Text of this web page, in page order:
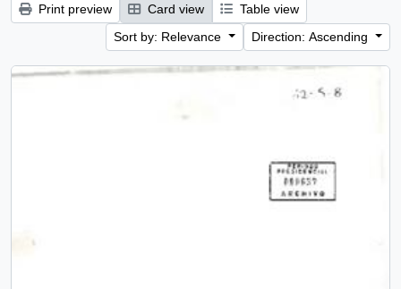
Print preview Card view
Table view
Sort by: Relevance
Direction: Ascending